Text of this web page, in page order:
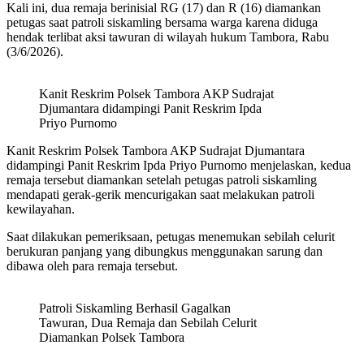
Kali ini, dua remaja berinisial RG (17) dan R (16) diamankan
petugas saat patroli siskamling bersama warga karena diduga
hendak terlibat aksi tawuran di wilayah hukum Tambora, Rabu
(3/6/2026).
Kanit Reskrim Polsek Tambora AKP Sudrajat
Djumantara didampingi Panit Reskrim Ipda
Priyo Purnomo
Kanit Reskrim Polsek Tambora AKP Sudrajat Djumantara
didampingi Panit Reskrim Ipda Priyo Purnomo menjelaskan, kedua
remaja tersebut diamankan setelah petugas patroli siskamling
mendapati gerak-gerik mencurigakan saat melakukan patroli
kewilayahan.
Saat dilakukan pemeriksaan, petugas menemukan sebilah celurit
berukuran panjang yang dibungkus menggunakan sarung dan
dibawa oleh para remaja tersebut.
Patroli Siskamling Berhasil Gagalkan
Tawuran, Dua Remaja dan Sebilah Celurit
Diamankan Polsek Tambora